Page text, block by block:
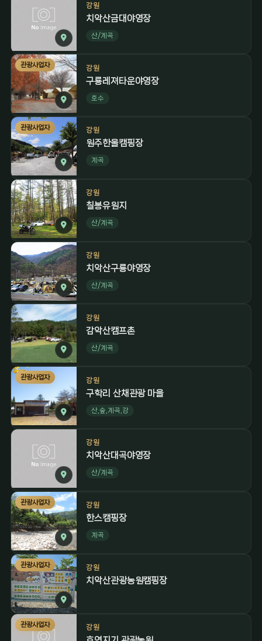
강원
치악산금대야영장
산/계곡
관광사업자 강원
구룡레져타운야영장
호수
관광사업자 강원
원주한울캠핑장
계곡
강원
칠봉유원지
산/계곡
강원
치악산구룡야영장
산/계곡
강원
감악산캠프촌
산/계곡
관광사업자 강원
구학리 산채관광 마을
산,숲,계곡,강
강원
치악산대곡야영장
산/계곡
관광사업자 강원
한스캠핑장
계곡
관광사업자 강원
치악산관광농원캠핑장
관광사업자 강원